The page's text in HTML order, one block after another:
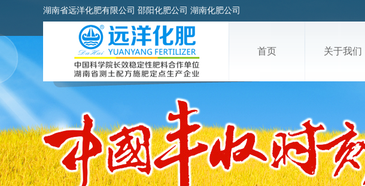
湖南省远洋化肥有限公司 邵阳化肥公司 湖南化肥公司
首页 关于我们